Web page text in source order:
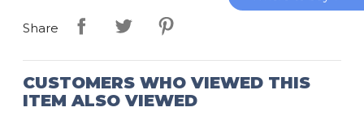
Share
CUSTOMERS WHO VIEWED THIS
ITEM ALSO VIEWED